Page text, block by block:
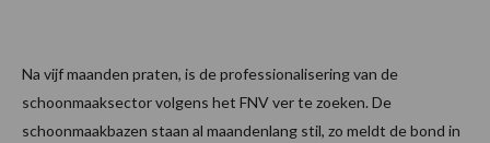
Na vijf maanden praten, is de professionalisering van de
schoonmaaksector volgens het FNV ver te zoeken. De
schoonmaakbazen staan al maandenlang stil, zo meldt de bond in